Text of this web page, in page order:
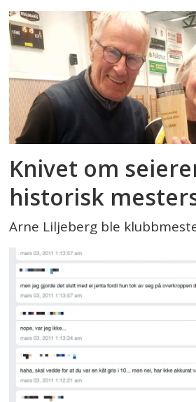
Knivet om
historisk
Arne Liljeberg ble